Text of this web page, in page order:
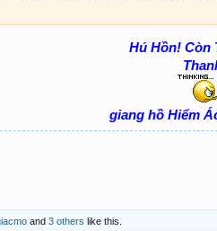
Hú Hồn! Còn
giang hồ Hiểm
and 3 others like this.